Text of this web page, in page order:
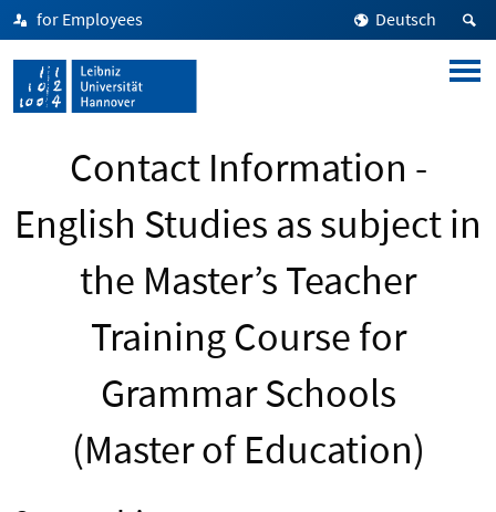
for Employees Deutsch
Contact Information -
English Studies as subject in
the Master’s Teacher
Training Course for
Grammar Schools
(Master of Education)